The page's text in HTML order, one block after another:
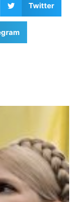
Twitter